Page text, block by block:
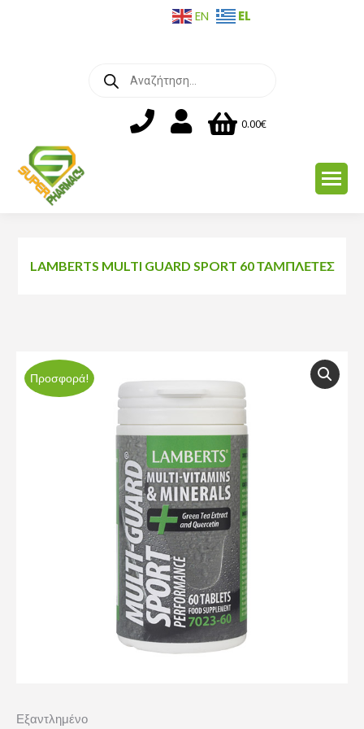
0.00€
search
LAMBERTS MULTI GUARD SPORT 60 ΤΑΜΠΛΈΤΕΣ
Προσφορά!
Εξαντλημένο
EN EL